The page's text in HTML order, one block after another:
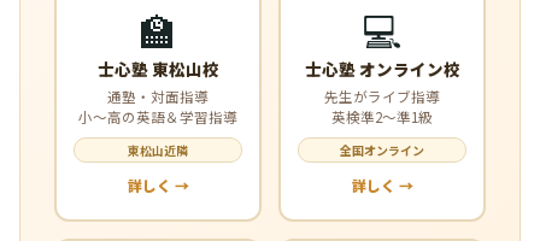
🏫
士心塾 東松山校
通塾・対面指導
小〜高の英語＆学習指導
東松山近隣
詳しく →
💻
士心塾 オンライン校
先生がライブ指導
英検準2〜準1級
全国オンライン
詳しく →